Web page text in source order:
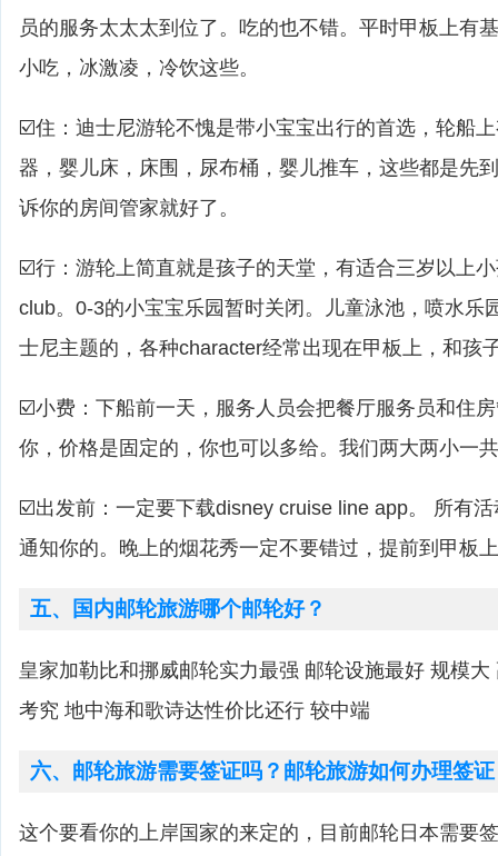
员的服务太太太到位了。吃的也不错。平时甲板上有
小吃，冰激凌，冷饮这些。
☑️住：迪士尼游轮不愧是带小宝宝出行的首选，轮船
器，婴儿床，床围，尿布桶，婴儿推车，这些都是先
诉你的房间管家就好了。
☑️行：游轮上简直就是孩子的天堂，有适合三岁以上
club。0-3的小宝宝乐园暂时关闭。儿童泳池，喷水乐
士尼主题的，各种character经常出现在甲板上，和孩
☑️小费：下船前一天，服务人员会把餐厅服务员和住
你，价格是固定的，你也可以多给。我们两大两小一
☑️出发前：一定要下载disney cruise line app。 所有
通知你的。晚上的烟花秀一定不要错过，提前到甲板
五、国内邮轮旅游哪个邮轮好？
皇家加勒比和挪威邮轮实力最强 邮轮设施最好 规模
考究 地中海和歌诗达性价比还行 较中端
六、邮轮旅游需要签证吗？邮轮旅游如何办理签
这个要看你的上岸国家的来定的，目前邮轮日本需要